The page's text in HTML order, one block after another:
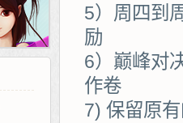
5）周四到
励
6）巅峰对
作卷
7) 保留原